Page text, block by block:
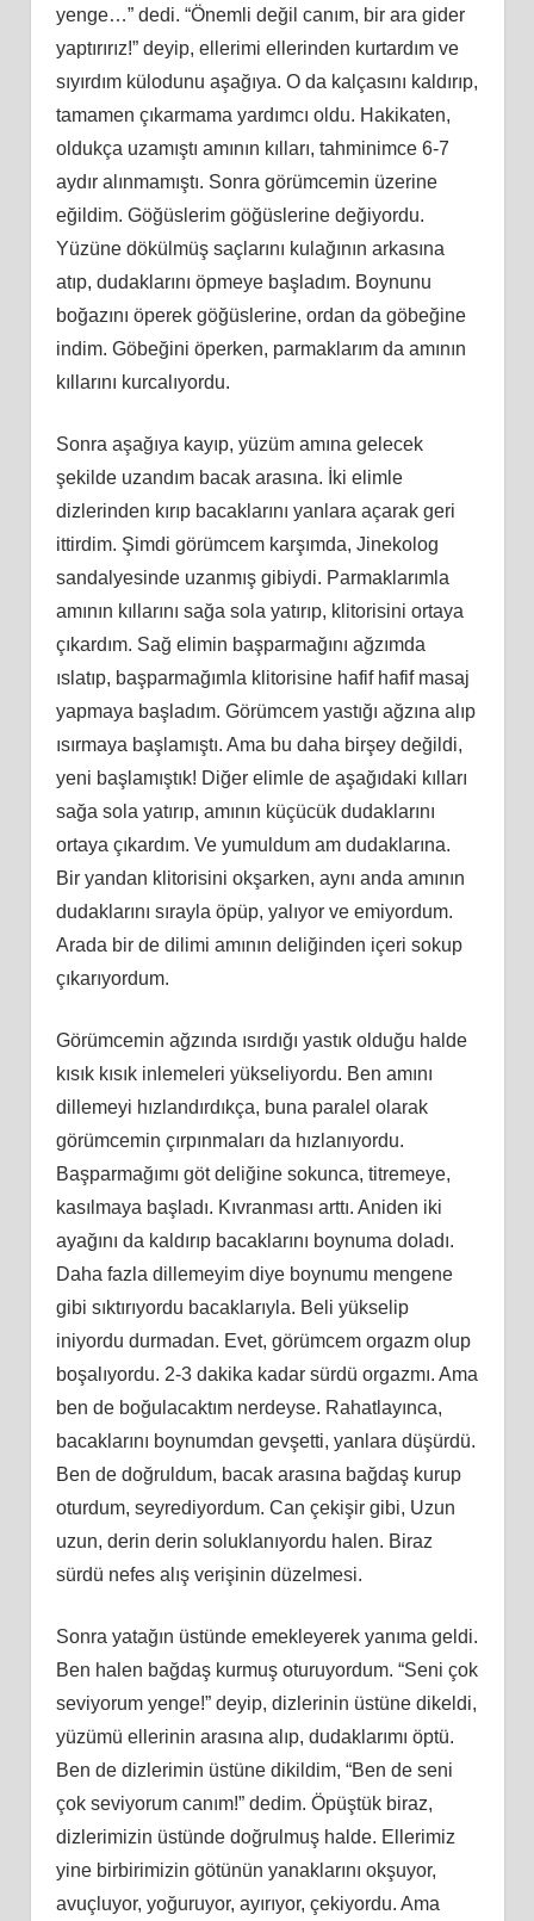
yenge…” dedi. “Önemli değil canım, bir ara gider
yaptırırız!” deyip, ellerimi ellerinden kurtardım ve
sıyırdım külodunu aşağıya. O da kalçasını kaldırıp,
tamamen çıkarmama yardımcı oldu. Hakikaten,
oldukça uzamıştı amının kılları, tahminimce 6-7
aydır alınmamıştı. Sonra görümcemin üzerine
eğildim. Göğüslerim göğüslerine değiyordu.
Yüzüne dökülmüş saçlarını kulağının arkasına
atıp, dudaklarını öpmeye başladım. Boynunu
boğazını öperek göğüslerine, ordan da göbeğine
indim. Göbeğini öperken, parmaklarım da amının
kıllarını kurcalıyordu.
Sonra aşağıya kayıp, yüzüm amına gelecek
şekilde uzandım bacak arasına. İki elimle
dizlerinden kırıp bacaklarını yanlara açarak geri
ittirdim. Şimdi görümcem karşımda, Jinekolog
sandalyesinde uzanmış gibiydi. Parmaklarımla
amının kıllarını sağa sola yatırıp, klitorisini ortaya
çıkardım. Sağ elimin başparmağını ağzımda
ıslatıp, başparmağımla klitorisine hafif hafif masaj
yapmaya başladım. Görümcem yastığı ağzına alıp
ısırmaya başlamıştı. Ama bu daha birşey değildi,
yeni başlamıştık! Diğer elimle de aşağıdaki kılları
sağa sola yatırıp, amının küçücük dudaklarını
ortaya çıkardım. Ve yumuldum am dudaklarına.
Bir yandan klitorisini okşarken, aynı anda amının
dudaklarını sırayla öpüp, yalıyor ve emiyordum.
Arada bir de dilimi amının deliğinden içeri sokup
çıkarıyordum.
Görümcemin ağzında ısırdığı yastık olduğu halde
kısık kısık inlemeleri yükseliyordu. Ben amını
dillemeyi hızlandırdıkça, buna paralel olarak
görümcemin çırpınmaları da hızlanıyordu.
Başparmağımı göt deliğine sokunca, titremeye,
kasılmaya başladı. Kıvranması arttı. Aniden iki
ayağını da kaldırıp bacaklarını boynuma doladı.
Daha fazla dillemeyim diye boynumu mengene
gibi sıktırıyordu bacaklarıyla. Beli yükselip
iniyordu durmadan. Evet, görümcem orgazm olup
boşalıyordu. 2-3 dakika kadar sürdü orgazmı. Ama
ben de boğulacaktım nerdeyse. Rahatlayınca,
bacaklarını boynumdan gevşetti, yanlara düşürdü.
Ben de doğruldum, bacak arasına bağdaş kurup
oturdum, seyrediyordum. Can çekişir gibi, Uzun
uzun, derin derin soluklanıyordu halen. Biraz
sürdü nefes alış verişinin düzelmesi.
Sonra yatağın üstünde emekleyerek yanıma geldi.
Ben halen bağdaş kurmuş oturuyordum. “Seni çok
seviyorum yenge!” deyip, dizlerinin üstüne dikeldi,
yüzümü ellerinin arasına alıp, dudaklarımı öptü.
Ben de dizlerimin üstüne dikildim, “Ben de seni
çok seviyorum canım!” dedim. Öpüştük biraz,
dizlerimizin üstünde doğrulmuş halde. Ellerimiz
yine birbirimizin götünün yanaklarını okşuyor,
avuçluyor, yoğuruyor, ayırıyor, çekiyordu. Ama